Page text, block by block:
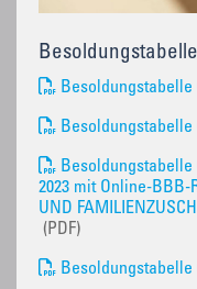
Besoldungstabelle
Besoldungstabelle
Besoldungstabelle
2023 mit Online-BBB-
UND
(PDF)
Besoldungstabelle